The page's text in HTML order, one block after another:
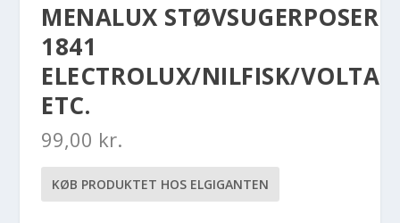
MENALUX STØVSUGERPOSER
1841
ELECTROLUX/NILFISK/VOLTA
ETC.
99,00 kr.
KØB PRODUKTET HOS ELGIGANTEN